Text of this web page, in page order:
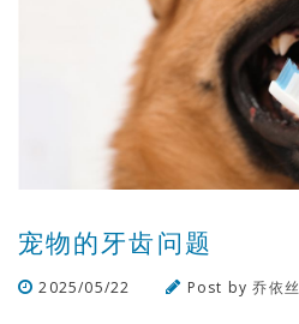
宠物的牙齿问题
2025/05/22 Post by乔依丝